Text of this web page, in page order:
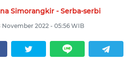
Simorangkir - Serba-serbi
November 2022 - 05:56 WIB